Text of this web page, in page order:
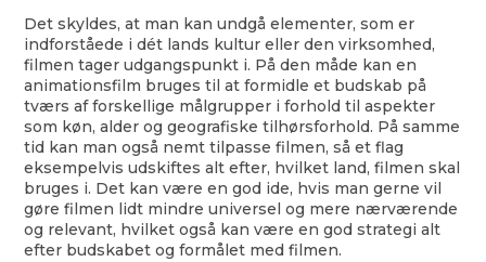
Det skyldes, at man kan undgå elementer, som er
indforståede i dét lands kultur eller den virksomhed,
filmen tager udgangspunkt i. På den måde kan en
animationsfilm bruges til at formidle et budskab på
tværs af forskellige målgrupper i forhold til aspekter
som køn, alder og geografiske tilhørsforhold. På samme
tid kan man også nemt tilpasse filmen, så et flag
eksempelvis udskiftes alt efter, hvilket land, filmen skal
bruges i. Det kan være en god ide, hvis man gerne vil
gøre filmen lidt mindre universel og mere nærværende
og relevant, hvilket også kan være en god strategi alt
efter budskabet og formålet med filmen.